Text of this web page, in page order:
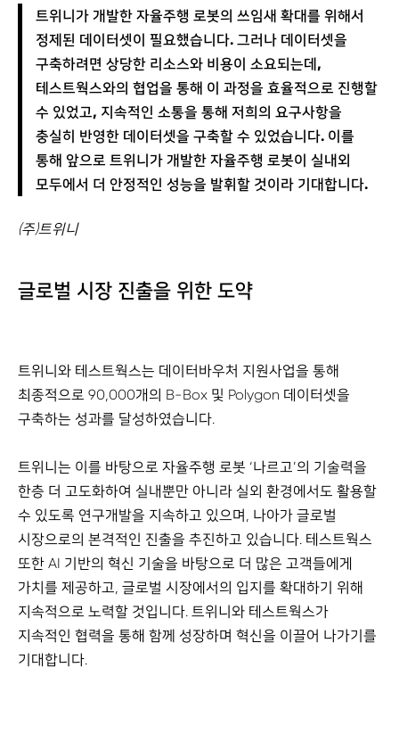
트위니가 개발한 자율주행 로봇의 쓰임새 확대를 위해서
정제된 데이터셋이 필요했습니다. 그러나 데이터셋을
구축하려면 상당한 리소스와 비용이 소요되는데,
테스트웍스와의 협업을 통해 이 과정을 효율적으로 진행할
수 있었고, 지속적인 소통을 통해 저희의 요구사항을
충실히 반영한 데이터셋을 구축할 수 있었습니다. 이를
통해 앞으로 트위니가 개발한 자율주행 로봇이 실내외
모두에서 더 안정적인 성능을 발휘할 것이라 기대합니다.
(주)트위니
글로벌 시장 진출을 위한 도약
트위니와 테스트웍스는 데이터바우처 지원사업을 통해
최종적으로 90,000개의 B-Box 및 Polygon 데이터셋을
구축하는 성과를 달성하였습니다.
트위니는 이를 바탕으로 자율주행 로봇 ‘나르고’의 기술력을
한층 더 고도화하여 실내뿐만 아니라 실외 환경에서도 활용할
수 있도록 연구개발을 지속하고 있으며, 나아가 글로벌
시장으로의 본격적인 진출을 추진하고 있습니다. 테스트웍스
또한 AI 기반의 혁신 기술을 바탕으로 더 많은 고객들에게
가치를 제공하고, 글로벌 시장에서의 입지를 확대하기 위해
지속적으로 노력할 것입니다. 트위니와 테스트웍스가
지속적인 협력을 통해 함께 성장하며 혁신을 이끌어 나가기를
기대합니다.